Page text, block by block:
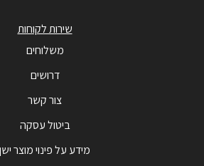
שירות לקוחות
משלוחים
דרושים
צור קשר
ביטול עסקה
מידע על פינוי מוצר ישן